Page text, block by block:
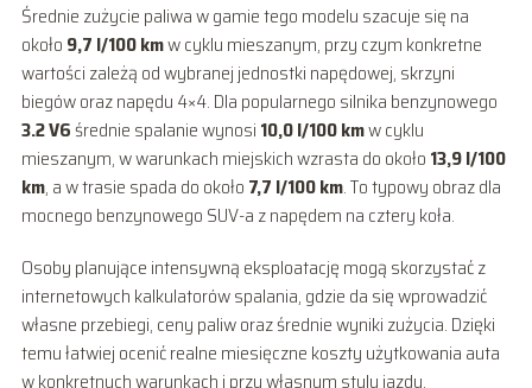
Średnie zużycie paliwa w gamie tego modelu szacuje się na
około 9,7 l/100 kmw cyklu mieszanym, przy czym konkretne
wartości zależą od wybranej jednostki napędowej, skrzyni
biegów oraz napędu 4×4. Dla popularnego silnika benzynowego
3.2 V6średnie spalanie wynosi 10,0 l/100 kmw cyklu
mieszanym, w warunkach miejskich wzrasta do około 13,9 l/100
km, a w trasie spada do około 7,7 l/100 km. To typowy obraz dla
mocnego benzynowego SUV-a z napędem na cztery koła.
Osoby planujące intensywną eksploatację mogą skorzystać z
internetowych kalkulatorów spalania, gdzie da się wprowadzić
własne przebiegi, ceny paliw oraz średnie wyniki zużycia. Dzięki
temu łatwiej ocenić realne miesięczne koszty użytkowania auta
w konkretnych warunkach i przy własnym stylu jazdy.